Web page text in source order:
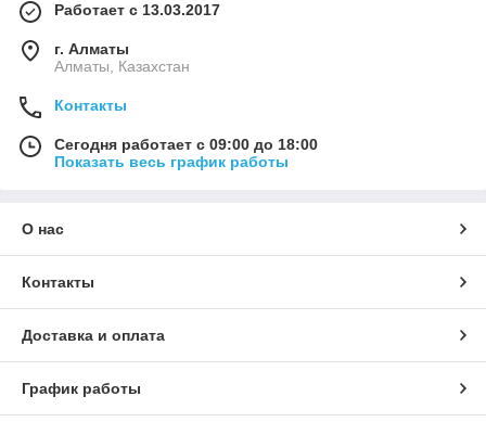
Работает с 13.03.2017
г. Алматы
Алматы, Казахстан
Контакты
Сегодня работает с 09:00 до 18:00
Показать весь график работы
О нас
Контакты
Доставка и оплата
График работы